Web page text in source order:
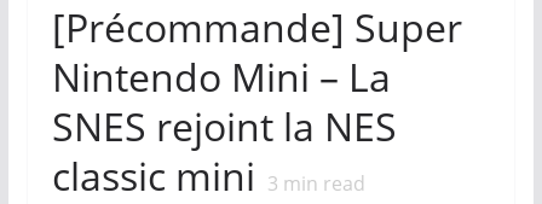
[Précommande] Super
Nintendo Mini – La
SNES rejoint la NES
classic mini 3 min read